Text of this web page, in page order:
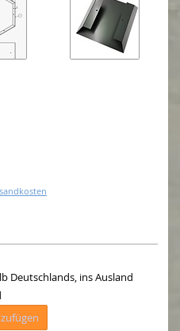
Deutschlands, ins Ausland